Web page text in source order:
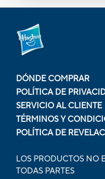
DÓNDE COMPRAR
POLÍTICA DE
SERVICIO AL CLIENTE
TÉRMINOS Y
POLÍTICA DE
LOS PRODUCTOS NO
TODAS PARTES